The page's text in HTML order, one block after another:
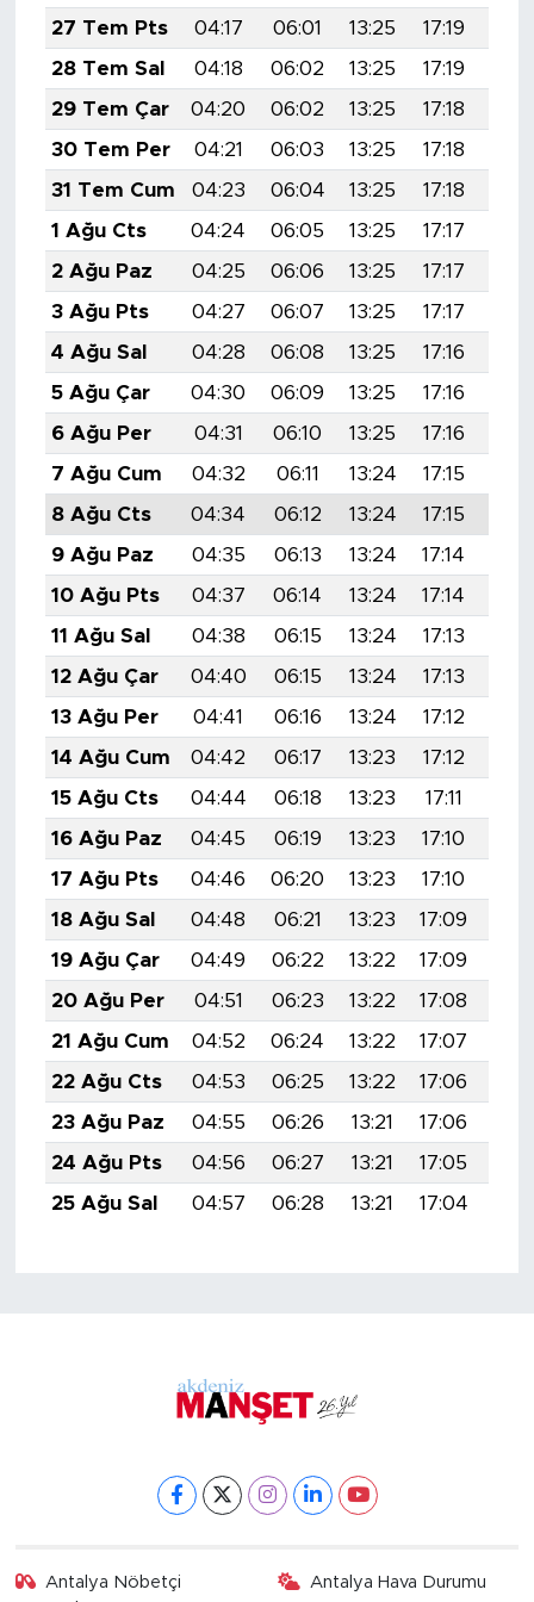
27 Tem Pts
04:17 06:01 13:25 17:19
28 Tem Sal
04:18 06:02 13:25 17:19
29 Tem Çar
04:20 06:02 13:25 17:18
30 Tem Per
04:21 06:03 13:25 17:18
31 Tem Cum
04:23 06:04 13:25 17:18
1 Ağu Cts
04:24 06:05 13:25 17:17
2 Ağu Paz
04:25 06:06 13:25 17:17
3 Ağu Pts
04:27 06:07 13:25 17:17
4 Ağu Sal
04:28 06:08 13:25 17:16
5 Ağu Çar
04:30 06:09 13:25 17:16
6 Ağu Per
04:31 06:10 13:25 17:16
7 Ağu Cum
04:32 06:11 13:24 17:15
8 Ağu Cts
04:34 06:12 13:24 17:15
9 Ağu Paz
04:35 06:13 13:24 17:14
10 Ağu Pts
04:37 06:14 13:24 17:14
11 Ağu Sal
04:38 06:15 13:24 17:13
12 Ağu Çar
04:40 06:15 13:24 17:13
13 Ağu Per
04:41 06:16 13:24 17:12
14 Ağu Cum
04:42 06:17 13:23 17:12
15 Ağu Cts
04:44 06:18 13:23 17:11
16 Ağu Paz
04:45 06:19 13:23 17:10
17 Ağu Pts
04:46 06:20 13:23 17:10
18 Ağu Sal
04:48 06:21 13:23 17:09
19 Ağu Çar
04:49 06:22 13:22 17:09
20 Ağu Per
04:51 06:23 13:22 17:08
21 Ağu Cum
04:52 06:24 13:22 17:07
22 Ağu Cts
04:53 06:25 13:22 17:06
23 Ağu Paz
04:55 06:26 13:21 17:06
24 Ağu Pts
04:56 06:27 13:21 17:05
25 Ağu Sal
04:57 06:28 13:21 17:04
Antalya Nöbetçi
Antalya Hava Durumu